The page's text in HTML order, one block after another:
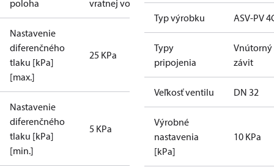
poloha vratnej vody
Nastavenie
diferenčného
tlaku [kPa]
[max.]
25 KPa
Nastavenie
diferenčného
tlaku [kPa]
[min.]
5 KPa
Typ výrobku ASV-PV
Typy
pripojenia
Vnútorný
závit
Veľkosť ventilu DN 32
Výrobné
nastavenia
[kPa]
10 KPa